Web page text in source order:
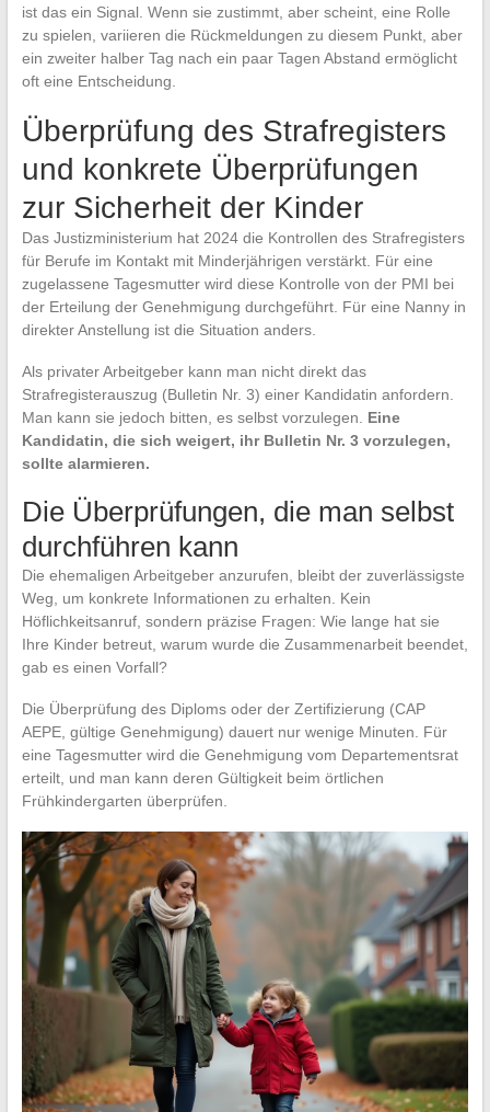
ist das ein Signal. Wenn sie zustimmt, aber scheint, eine Rolle
zu spielen, variieren die Rückmeldungen zu diesem Punkt, aber
ein zweiter halber Tag nach ein paar Tagen Abstand ermöglicht
oft eine Entscheidung.
Überprüfung des Strafregisters
und konkrete Überprüfungen
zur Sicherheit der Kinder
Das Justizministerium hat 2024 die Kontrollen des Strafregisters
für Berufe im Kontakt mit Minderjährigen verstärkt. Für eine
zugelassene Tagesmutter wird diese Kontrolle von der PMI bei
der Erteilung der Genehmigung durchgeführt. Für eine Nanny in
direkter Anstellung ist die Situation anders.
Als privater Arbeitgeber kann man nicht direkt das
Strafregisterauszug (Bulletin Nr. 3) einer Kandidatin anfordern.
Man kann sie jedoch bitten, es selbst vorzulegen. Eine
Kandidatin, die sich weigert, ihr Bulletin Nr. 3 vorzulegen,
sollte alarmieren.
Die Überprüfungen, die man selbst
durchführen kann
Die ehemaligen Arbeitgeber anzurufen, bleibt der zuverlässigste
Weg, um konkrete Informationen zu erhalten. Kein
Höflichkeitsanruf, sondern präzise Fragen: Wie lange hat sie
Ihre Kinder betreut, warum wurde die Zusammenarbeit beendet,
gab es einen Vorfall?
Die Überprüfung des Diploms oder der Zertifizierung (CAP
AEPE, gültige Genehmigung) dauert nur wenige Minuten. Für
eine Tagesmutter wird die Genehmigung vom Departementsrat
erteilt, und man kann deren Gültigkeit beim örtlichen
Frühkindergarten überprüfen.